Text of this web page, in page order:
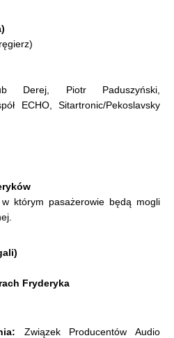
Derej, Piotr Paduszyński,
ECHO, Sitartronic/Pekoslavsky
którym pasażerowie będą mogli
Fryderyka
Związek Producentów Audio